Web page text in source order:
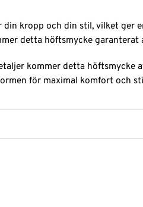
kropp och din stil, vilket
detta höftsmycke
kommer detta
för maximal komfort och